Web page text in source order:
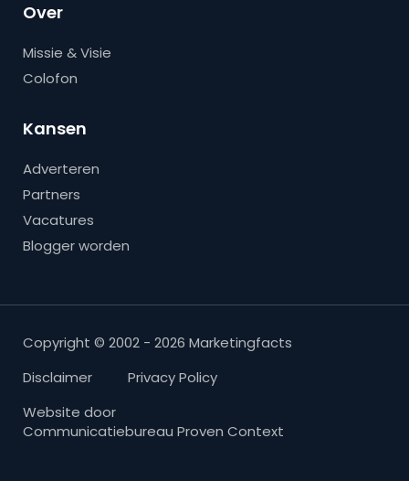
Over
Missie & Visie
Colofon
Kansen
Adverteren
Partners
Vacatures
Blogger worden
Copyright © 2002 - 2026 Marketingfacts
Disclaimer
Privacy Policy
Website door
Communicatiebureau Proven Context